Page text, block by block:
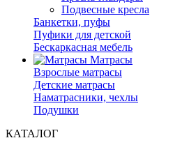
Подвесные кресла
Банкетки, пуфы
Пуфики для детской
Бескаркасная мебель
Матрасы
Взрослые матрасы
Детские матрасы
Наматрасники, чехлы
Подушки
КАТАЛОГ